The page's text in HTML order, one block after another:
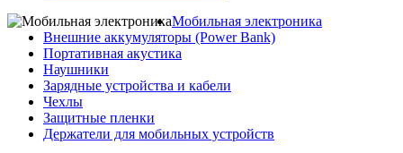
Мобильная электроника
Внешние аккумуляторы (Power Bank)
Портативная акустика
Наушники
Зарядные устройства и кабели
Чехлы
Защитные пленки
Держатели для мобильных устройств